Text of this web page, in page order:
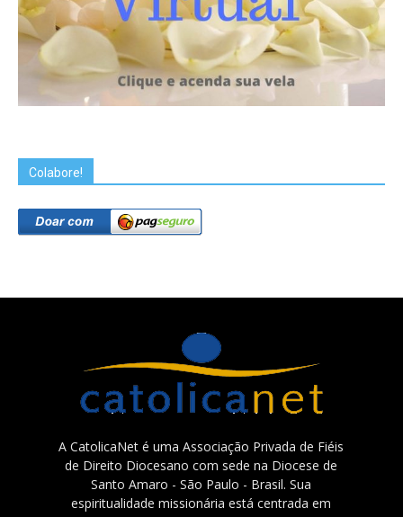
Colabore!
A CatolicaNet é uma Associação Privada de Fiéis
de Direito Diocesano com sede na Diocese de
Santo Amaro - São Paulo - Brasil. Sua
espiritualidade missionária está centrada em